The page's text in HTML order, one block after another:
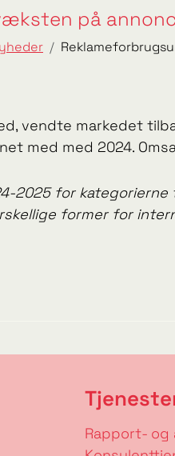
på
vendte markedet
med med 2024.
2025 for
former for
Rapport- og